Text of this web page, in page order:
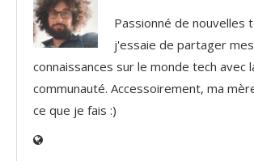
Passionné de nouvelles
j'essaie de partager mes
connaissances sur le monde tech avec
communauté. Accessoirement, ma
ce que je fais :)